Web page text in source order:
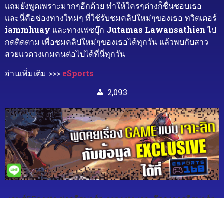
แถมยังพูดเพราะมากๆอีกด้วย ทำให้ใครๆต่างก็ชื่นชอบเธอ
และนี่คือช่องทางใหม่ๆ ที่ใช้รับชมคลิปใหม่ๆของเธอ ทวิตเตอร์
iammhuay และทางเฟซบุ๊ก Jutamas Lawansathienไป
กดติดตาม เพื่อชมคลิปใหม่ๆของเธอได้ทุกวัน แล้วพบกับสาว
สวยแวดวงเกมคนต่อไปได้ที่นี่ทุกวัน
อ่านเพิ่มเติม >>> eSports
2,093